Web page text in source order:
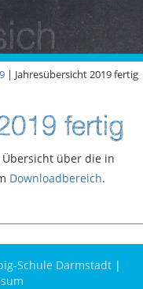
| Jahresübersicht 2019 fertig
fertig
Übersicht über die in
Downloadbereich.
Schule Darmstadt |